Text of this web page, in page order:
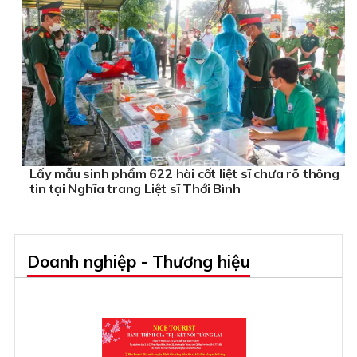
Lấy mẫu sinh phẩm 622 hài cốt liệt sĩ chưa rõ thông
tin tại Nghĩa trang Liệt sĩ Thới Bình
Doanh nghiệp - Thương hiệu